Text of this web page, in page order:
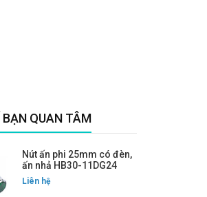
BẠN QUAN TÂM
Nút ấn phi 25mm có đèn,
ấn nhả HB30-11DG24
Liên hệ